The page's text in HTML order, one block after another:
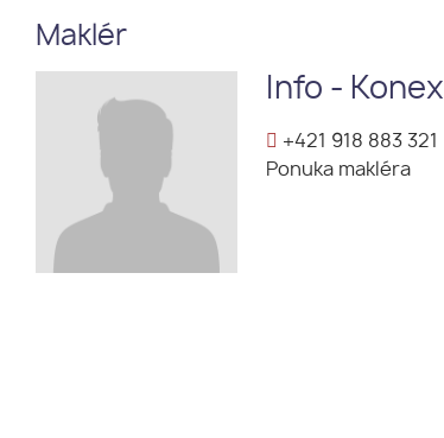
Maklér
Info - Konex
+421 918 883 321
Ponuka makléra